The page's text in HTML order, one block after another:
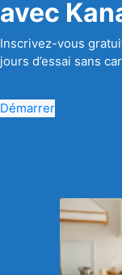
avec
Inscrivez-vous
jours d’essai sans
Démarrer